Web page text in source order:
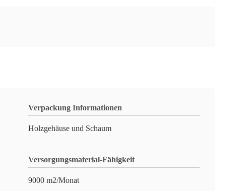
Verpackung Informationen
Holzgehäuse und Schaum
Versorgungsmaterial-Fähigkeit
9000 m2/Monat